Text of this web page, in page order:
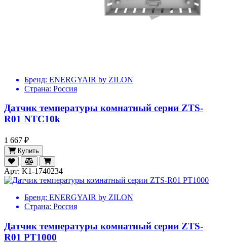
Бренд: ENERGYAIR by ZILON
Страна: Россия
Датчик температуры комнатный серии ZTS-
R01 NTC10k
1 667 ₽
Купить
Арт: K1-1740234
Бренд: ENERGYAIR by ZILON
Страна: Россия
Датчик температуры комнатный серии ZTS-
R01 PT1000